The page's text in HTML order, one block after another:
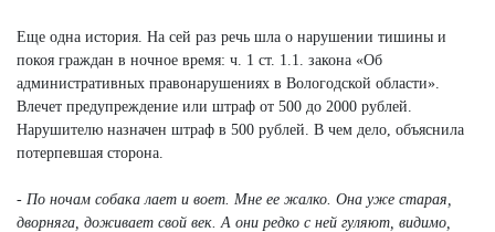
Еще одна история. На сей раз речь шла о нарушении тишины и
покоя граждан в ночное время: ч. 1 ст. 1.1. закона «Об
административных правонарушениях в Вологодской области».
Влечет предупреждение или штраф от 500 до 2000 рублей.
Нарушителю назначен штраф в 500 рублей. В чем дело, объяснила
потерпевшая сторона.
- По ночам собака лает и воет. Мне ее жалко. Она уже старая,
дворняга, доживает свой век. А они редко с ней гуляют, видимо,